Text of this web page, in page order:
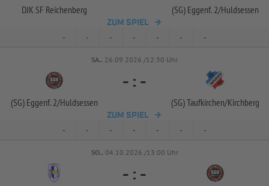
DJK SF Reichenberg (SG) Eggenf. 2/Huldsessen
ZUM SPIEL
- - - - - - -
SA.. 26.09.2026 /12:30 Uhr
(SG) Eggenf. 2/Huldsessen
- : -
(SG) Taufkirchen/Kirchberg
ZUM SPIEL
- - - - - - -
SO.. 04.10.2026 /13:00 Uhr
- : -